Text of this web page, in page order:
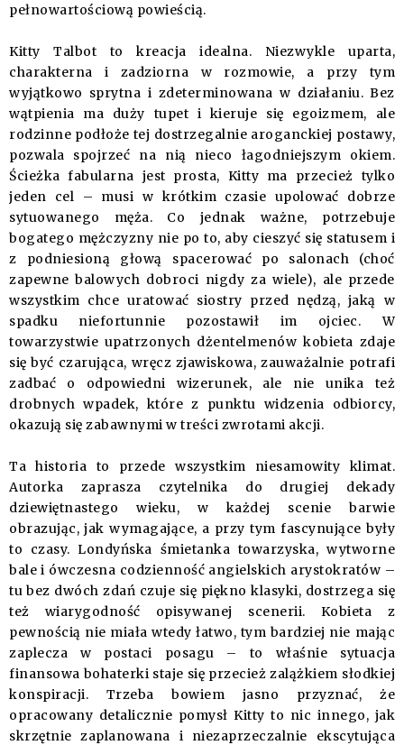
pełnowartościową powieścią.
Kitty Talbot to kreacja idealna. Niezwykle uparta,
charakterna i zadziorna w rozmowie, a przy tym
wyjątkowo sprytna i zdeterminowana w działaniu. Bez
wątpienia ma duży tupet i kieruje się egoizmem, ale
rodzinne podłoże tej dostrzegalnie aroganckiej postawy,
pozwala spojrzeć na nią nieco łagodniejszym okiem.
Ścieżka fabularna jest prosta, Kitty ma przecież tylko
jeden cel – musi w krótkim czasie upolować dobrze
sytuowanego męża. Co jednak ważne, potrzebuje
bogatego mężczyzny nie po to, aby cieszyć się statusem i
z podniesioną głową spacerować po salonach (choć
zapewne balowych dobroci nigdy za wiele), ale przede
wszystkim chce uratować siostry przed nędzą, jaką w
spadku niefortunnie pozostawił im ojciec. W
towarzystwie upatrzonych dżentelmenów kobieta zdaje
się być czarująca, wręcz zjawiskowa, zauważalnie potrafi
zadbać o odpowiedni wizerunek, ale nie unika też
drobnych wpadek, które z punktu widzenia odbiorcy,
okazują się zabawnymi w treści zwrotami akcji.
Ta historia to przede wszystkim niesamowity klimat.
Autorka zaprasza czytelnika do drugiej dekady
dziewiętnastego wieku, w każdej scenie barwie
obrazując, jak wymagające, a przy tym fascynujące były
to czasy. Londyńska śmietanka towarzyska, wytworne
bale i ówczesna codzienność angielskich arystokratów –
tu bez dwóch zdań czuje się piękno klasyki, dostrzega się
też wiarygodność opisywanej scenerii. Kobieta z
pewnością nie miała wtedy łatwo, tym bardziej nie mając
zaplecza w postaci posagu – to właśnie sytuacja
finansowa bohaterki staje się przecież zalążkiem słodkiej
konspiracji. Trzeba bowiem jasno przyznać, że
opracowany detalicznie pomysł Kitty to nic innego, jak
skrzętnie zaplanowana i niezaprzeczalnie ekscytująca